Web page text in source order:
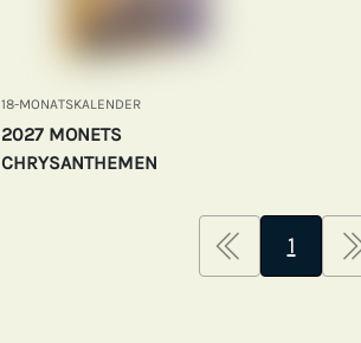
18-MONATSKALENDER
2027 MONETS
CHRYSANTHEMEN
1